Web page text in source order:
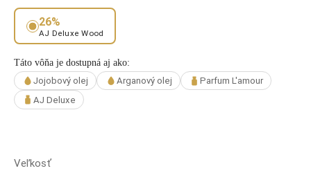
26%
AJ Deluxe Wood
Táto vôňa je dostupná aj ako:
Jojobový olej Arganový olej
Parfum L'amour
AJ Deluxe
Veľkosť